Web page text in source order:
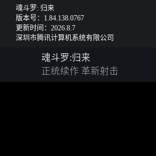
魂斗罗: 归来
版本号：1.84.138.0767
更新时间：2026.8.7
深圳市腾讯计算机系统有限公司
魂斗罗:归来
正统续作 革新射击